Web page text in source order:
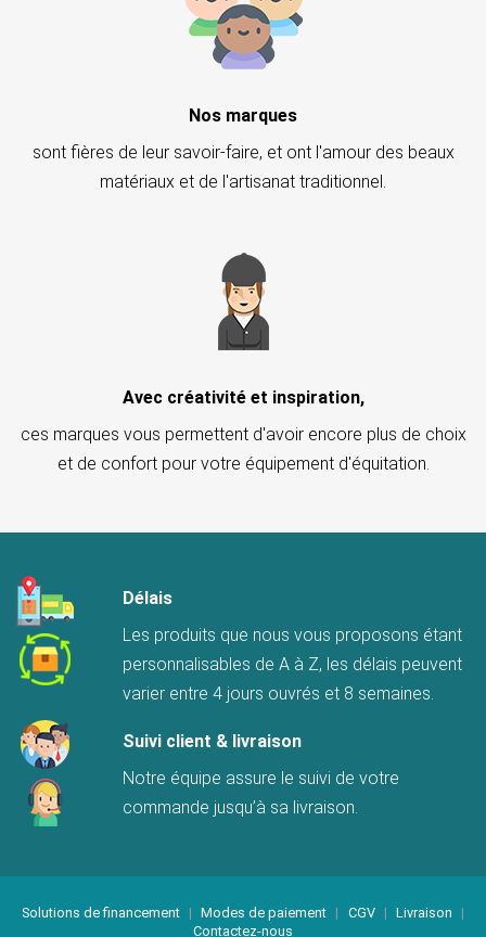
Nos marques
sont fières de leur savoir-faire, et ont l'amour des beaux
matériaux et de l'artisanat traditionnel.
Avec créativité et inspiration,
ces marques vous permettent d'avoir encore plus de choix
et de confort pour votre équipement d'équitation.
Délais
Les produits que nous vous proposons étant
personnalisables de A à Z, les délais peuvent
varier entre 4 jours ouvrés et 8 semaines.
Suivi client & livraison
Notre équipe assure le suivi de votre
commande jusqu’à sa livraison.
Solutions de financement | Modes de paiement | CGV | Livraison |
Contactez-nous